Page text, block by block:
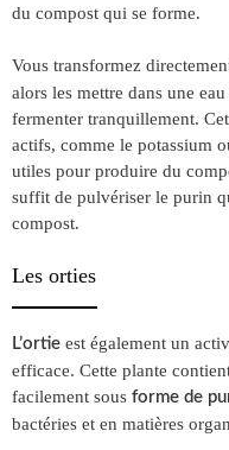
du compost qui se forme.
Vous transformez
alors les mettre dans une
fermenter tranquillement.
actifs, comme le potassium
utiles pour produire du
suffit de pulvériser le purin
compost.
Les orties
L’ortie est également un
efficace. Cette plante
facilement sous forme de
bactéries et en matières